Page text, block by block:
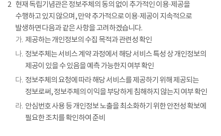
2 현재 독립기념관은 정보주체의 동의 없이 추가적인 이용·제공을
수행하고 있지 않으며, 만약 추가적으로 이용·제공이 지속적으로
발생하면 다음과 같은 사항을 고려하겠습니다.
가. 제공하는 개인정보의 수집 목적과 관련성 확인
나. 정보주체는 서비스 계약 과정에서 해당 서비스 특성 상 개인정보의
제공이 있을 수 있음을 예측 가능한지 여부 확인
다. 정보주체의 요청에 따라 해당 서비스를 제공하기 위해 제공되는
정보로써, 정보주체의 이익을 부당하게 침해하지 않는지 여부 확인
라. 안심번호 사용 등 개인정보 노출을 최소화하기 위한 안전성 확보에
필요한 조치를 확인하여 준비